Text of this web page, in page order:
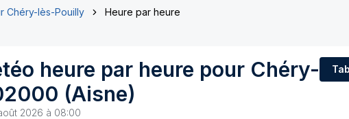
Chéry-lès-Pouilly Heure par heure
heure par heure pour Chéry-
(Aisne)
2026 à 08:00